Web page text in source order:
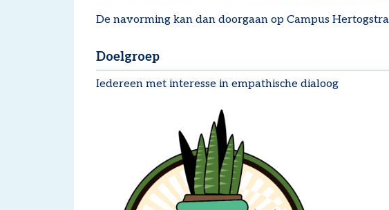
De navorming kan dan doorgaan op Campus
Doelgroep
Iedereen met interesse in empathische dialoog